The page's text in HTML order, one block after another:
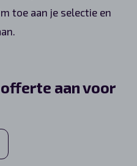
toe aan je selectie en
aan voor